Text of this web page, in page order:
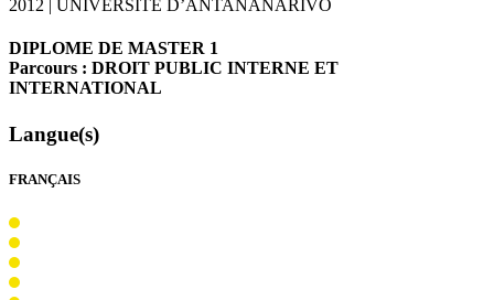
2012 | UNIVERSITE D’ANTANANARIVO
DIPLOME DE MASTER 1
Parcours : DROIT PUBLIC INTERNE ET
INTERNATIONAL
Langue(s)
FRANÇAIS